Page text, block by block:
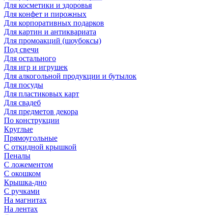
Для косметики и здоровья
Для конфет и пирожных
Для корпоративных подарков
Для картин и антиквариата
Для промоакций (шоубоксы)
Под свечи
Для остального
Для игр и игрушек
Для алкогольной продукции и бутылок
Для посуды
Для пластиковых карт
Для свадеб
Для предметов декора
По конструкции
Круглые
Прямоугольные
С откидной крышкой
Пеналы
С ложементом
С окошком
Крышка-дно
С ручками
На магнитах
На лентах